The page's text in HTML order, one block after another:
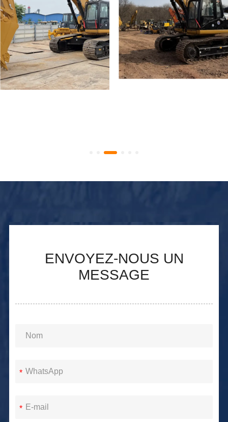
Pelle hydraulique
Caterpillar 345D/345DL
d'occasion, importée du
Japon. En bon état. Prix
avantageux.
Pelle hydraulique
Caterpillar 330D2L
d'occasion (modèle
original).
ENVOYEZ-NOUS UN
MESSAGE
*
*